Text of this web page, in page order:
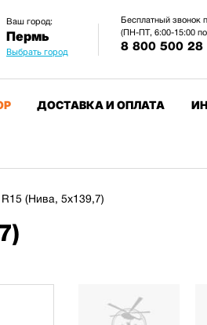
Ваш город:
Пермь
Выбрать город
Бесплатный звонок
(ПН-ПТ, 6:00-15:00
8 800 500 28
ДОСТАВКА И ОПЛАТА
(Нива, 5х139,7)